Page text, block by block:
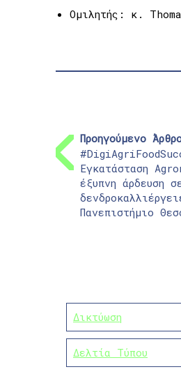
Ομιλητής: κ.
Προηγούμενο
Εγκατάσταση
έξυπνη άρδευση
Πανεπιστήμιο
Δικτύωση
Δελτία Τύπου